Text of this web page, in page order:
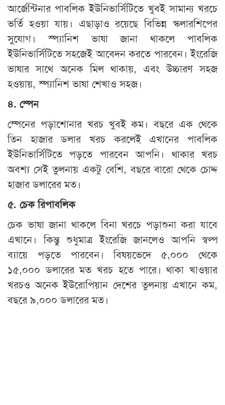
আর্জেন্টিনার পাবলিক ইউনিভার্সিটিতে খুবই সামান্য খরচে
ভর্তি হওয়া যায়। এছাড়াও রয়েছে বিভিন্ন স্কলারশিপের
সুযোগ। স্প্যানিশ ভাষা জানা থাকলে পাবলিক
ইউনিভার্সিটিতে সহজেই আবেদন করতে পারবেন। ইংরেজি
ভাষার সাথে অনেক মিল থাকায়, এবং উচ্চারণ সহজ
হওয়ায়, স্প্যানিশ ভাষা শেখাও সহজ।
৪. স্পেন
স্পেনের পড়াশোনার খরচ খুবই কম। বছরে এক থেকে
তিন হাজার ডলার খরচ করলেই এখানের পাবলিক
ইউনিভার্সিটিতে পড়তে পারবেন আপনি। থাকার খরচ
অবশ্য সেই তুলনায় একটু বেশি, বছরে বারো থেকে চোদ্দ
হাজার ডলারের মত।
৫. চেক রিপাবলিক
চেক ভাষা জানা থাকলে বিনা খরচে পড়াশুনা করা যাবে
এখানে। কিন্তু শুধুমাত্র ইংরেজি জানলেও আপনি স্বল্প
ব্যায়ে পড়তে পারবেন। বিষয়ভেদে ৫,০০০ থেকে
১৫,০০০ ডলারের মত খরচ হতে পারে। থাকা খাওয়ার
খরচও অনেক ইউরোপিয়ান দেশের তুলনায় এখানে কম,
বছরে ৯,০০০ ডলারের মত।